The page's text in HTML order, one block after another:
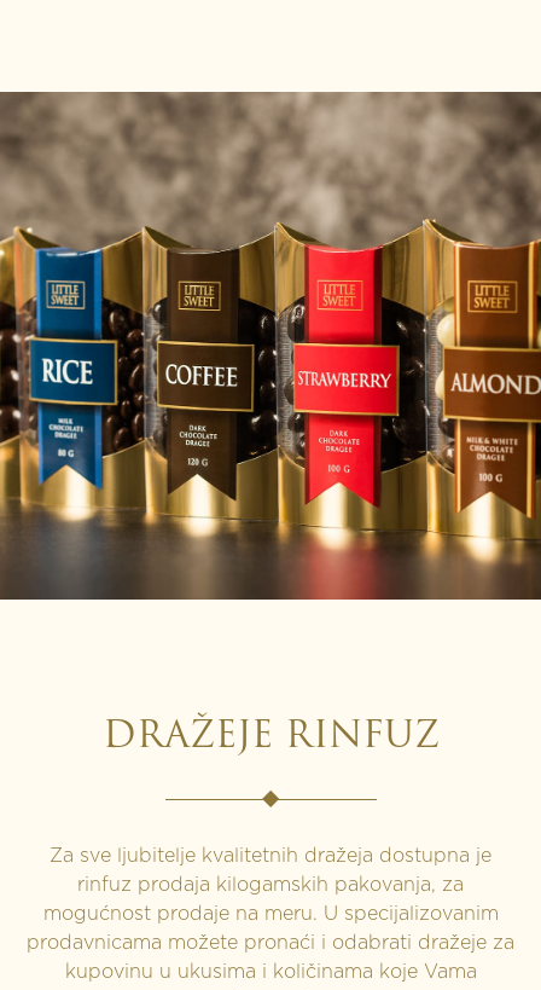
DRAŽEJE RINFUZ
Za sve ljubitelje kvalitetnih dražeja dostupna je
rinfuz prodaja kilogamskih pakovanja, za
mogućnost prodaje na meru. U specijalizovanim
prodavnicama možete pronaći i odabrati dražeje za
kupovinu u ukusima i količinama koje Vama